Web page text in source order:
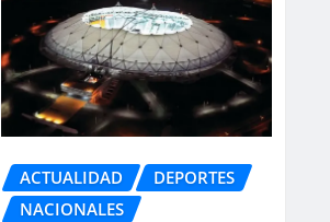
ACTUALIDAD
DEPORTES
NACIONALES